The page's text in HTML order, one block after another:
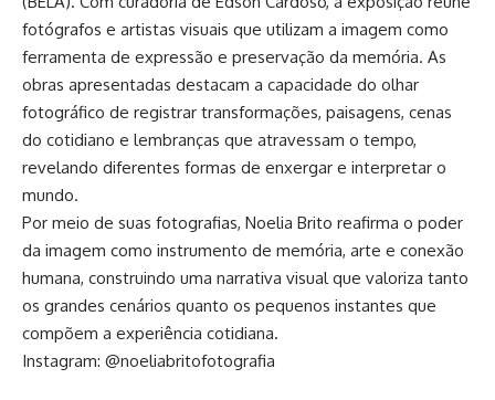
fotógrafos e artistas visuais que utilizam a imagem como
ferramenta de expressão e preservação da memória. As
obras apresentadas destacam a capacidade do olhar
fotográfico de registrar transformações, paisagens, cenas
do cotidiano e lembranças que atravessam o tempo,
revelando diferentes formas de enxergar e interpretar o
mundo.
Por meio de suas fotografias, Noelia Brito reafirma o poder
da imagem como instrumento de memória, arte e conexão
humana, construindo uma narrativa visual que valoriza tanto
os grandes cenários quanto os pequenos instantes que
compõem a experiência cotidiana.
Instagram: @noeliabritofotografia